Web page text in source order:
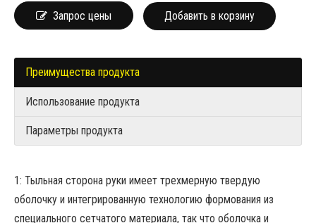
Запрос цены Добавить в корзину
Преимущества продукта
Использование продукта
Параметры продукта
1: Тыльная сторона руки имеет трехмерную твердую
оболочку и интегрированную технологию формования из
специального сетчатого материала, так что оболочка и